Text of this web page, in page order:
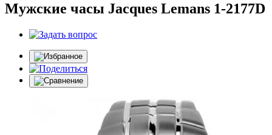
Мужские часы Jacques Lemans 1-2177D